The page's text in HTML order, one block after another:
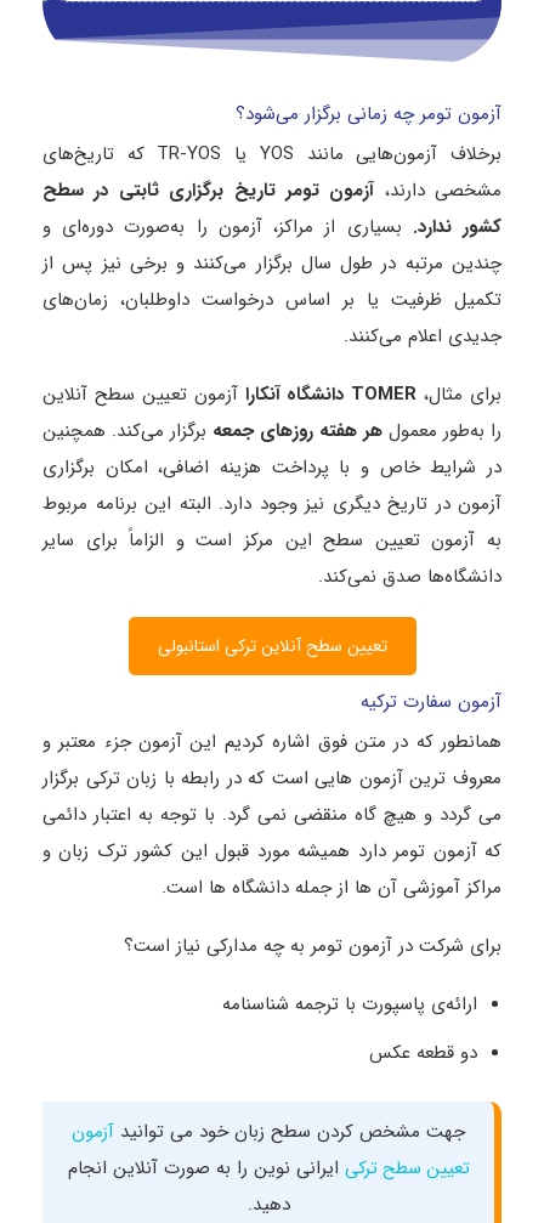
آزمون تومر چه زمانی برگزار می‌شود؟
برخلاف آزمون‌هایی مانند YOS یا TR-YOS که تاریخ‌های
مشخصی دارند، آزمون تومر تاریخ برگزاری ثابتی در سطح
کشور ندارد. بسیاری از مراکز، آزمون را به‌صورت دوره‌ای و
چندین مرتبه در طول سال برگزار می‌کنند و برخی نیز پس از
تکمیل ظرفیت یا بر اساس درخواست داوطلبان، زمان‌های
جدیدی اعلام می‌کنند.
برای مثال، TOMER دانشگاه آنکارا آزمون تعیین سطح آنلاین
را به‌طور معمول هر هفته روزهای جمعه برگزار می‌کند. همچنین
در شرایط خاص و با پرداخت هزینه اضافی، امکان برگزاری
آزمون در تاریخ دیگری نیز وجود دارد. البته این برنامه مربوط
به آزمون تعیین سطح این مرکز است و الزاماً برای سایر
دانشگاه‌ها صدق نمی‌کند.
تعیین سطح آنلاین ترکی استانبولی
آزمون سفارت ترکیه
همانطور که در متن فوق اشاره کردیم این آزمون جزء معتبر و
معروف ترین آزمون هایی است که در رابطه با زبان ترکی برگزار
می گردد و هیچ گاه منقضی نمی گرد. با توجه به اعتبار دائمی
که آزمون تومر دارد همیشه مورد قبول این کشور ترک زبان و
مراکز آموزشی آن ها از جمله دانشگاه ها است.
برای شرکت در آزمون تومر به چه مدارکی نیاز است؟
ارائه‌ی پاسپورت با ترجمه شناسنامه
دو قطعه عکس
جهت مشخص کردن سطح زبان خود می توانید آزمون
تعیین سطح ترکی ایرانی نوین را به صورت آنلاین انجام
دهید.